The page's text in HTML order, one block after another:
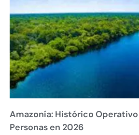
Amazonía: Histórico
Personas en 2026